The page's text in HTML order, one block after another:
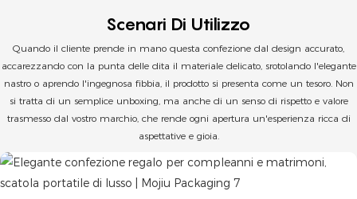
Scenari Di Utilizzo
Quando il cliente prende in mano questa confezione dal design accurato,
accarezzando con la punta delle dita il materiale delicato, srotolando l'elegante
nastro o aprendo l'ingegnosa fibbia, il prodotto si presenta come un tesoro. Non
si tratta di un semplice unboxing, ma anche di un senso di rispetto e valore
trasmesso dal vostro marchio, che rende ogni apertura un'esperienza ricca di
aspettative e gioia.